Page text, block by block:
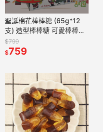
聖誕棉花棒棒糖 (65g*12
支) 造型棒棒糖 可愛棒棒糖
聖誕節禮物 交換禮物 棉花
棒棒糖 甜園小舖
$799
$759